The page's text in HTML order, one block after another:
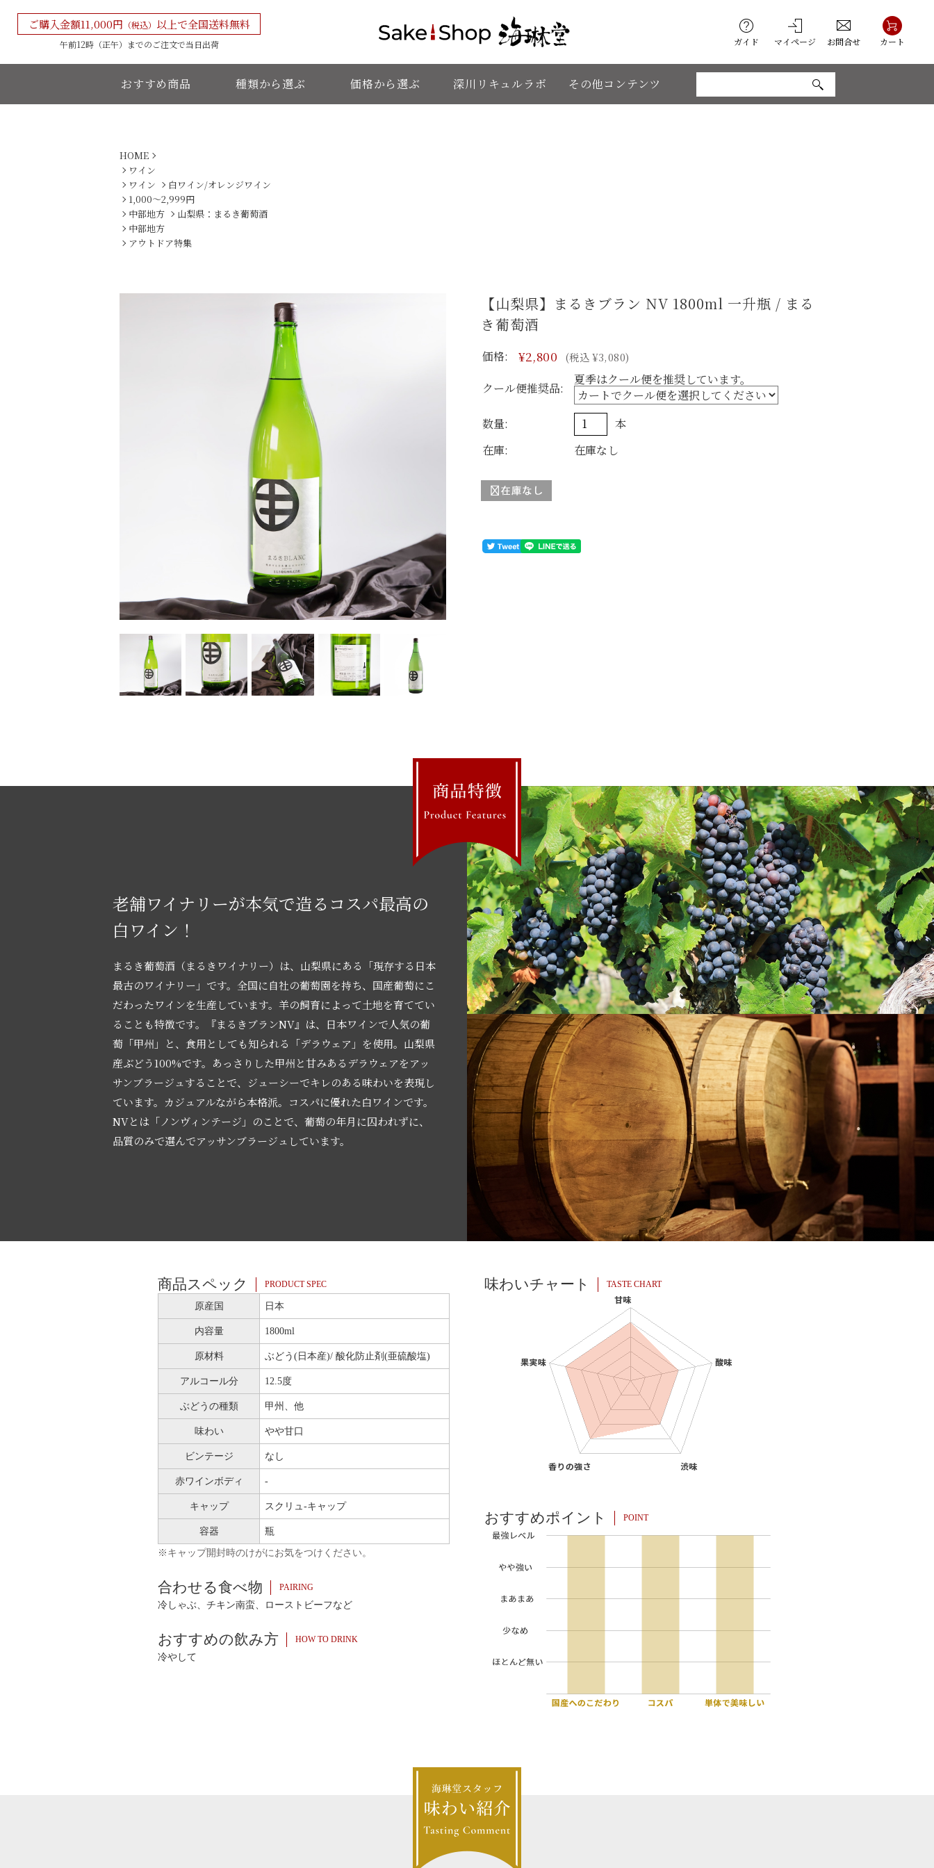
ご購入金額11,000円 （税込） 以上で全国送料無料
午前12時（正午）までのご注文で当日出荷 ガイド マイページ お問合せ カート
おすすめ商品 種類から選ぶ 価格から選ぶ 深川リキュルラボ その他コンテンツ
HOME
ワイン
ワイン
白ワイン/オレンジワイン
1,000〜2,999円
中部地方
山梨県：まるき葡萄酒
中部地方
アウトドア特集
【山梨県】まるきブラン NV 1800ml 一升瓶 / まる
き葡萄酒
価格: ¥2,800 (税込 ¥3,080)
クール便推奨品:
夏季はクール便を推奨しています。
数量:
本
在庫:
在庫なし
老舗ワイナリーが本気で造るコスパ最高の
白ワイン！
まるき葡萄酒（まるきワイナリー）は、山梨県にある「現存する日本
最古のワイナリー」です。全国に自社の葡萄園を持ち、国産葡萄にこ
だわったワインを生産しています。羊の飼育によって土地を育ててい
ることも特徴です。『まるきブランNV』は、日本ワインで人気の葡
萄「甲州」と、食用としても知られる「デラウェア」を使用。山梨県
産ぶどう100%です。あっさりした甲州と甘みあるデラウェアをアッ
サンブラージュすることで、ジューシーでキレのある味わいを表現し
ています。カジュアルながら本格派。コスパに優れた白ワインです。
NVとは「ノンヴィンテージ」のことで、葡萄の年月に囚われずに、
品質のみで選んでアッサンブラージュしています。
商品スペック PRODUCT SPEC
原産国 日本
内容量 1800ml
原材料 ぶどう(日本産)/ 酸化防止剤(亜硫酸塩)
アルコール分 12.5度
ぶどうの種類 甲州、他
味わい やや甘口
ビンテージ なし
赤ワインボディ -
キャップ スクリュ-キャップ
容器 瓶
※キャップ開封時のけがにお気をつけください。
合わせる食べ物 PAIRING
冷しゃぶ、チキン南蛮、ローストビーフなど
おすすめの飲み方 HOW TO DRINK
冷やして
味わいチャート TASTE CHART
おすすめポイント POINT